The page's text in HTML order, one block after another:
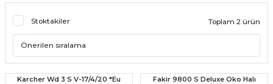
Stoktakiler Toplam 2 ürün
Karcher Wd 3 S V-17/4/20 *Eu
Fakir 9800 S Deluxe Oko Halı